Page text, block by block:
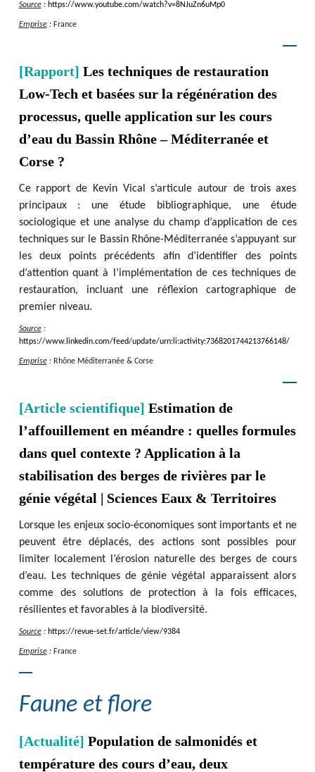
Source: https://www.youtube.com/watch?v=8NJuZn6uMp0
Emprise: France
[Rapport] Les techniques de restauration
Low-Tech et basées sur la régénération des
processus, quelle application sur les cours
d’eau du Bassin Rhône – Méditerranée et
Corse ?
Ce rapport de Kevin Vical s’articule autour de trois axes
principaux : une étude bibliographique, une étude
sociologique et une analyse du champ d’application de ces
techniques sur le Bassin Rhône-Méditerranée s’appuyant sur
les deux points précédents afin d’identifier des points
d’attention quant à l’implémentation de ces techniques de
restauration, incluant une réflexion cartographique de
premier niveau.
Source:
https://www.linkedin.com/feed/update/urn:li:activity:7368201744213766148/
Emprise: Rhône Méditerranée & Corse
[Article scientifique] Estimation de
l’affouillement en méandre : quelles formules
dans quel contexte ? Application à la
stabilisation des berges de rivières par le
génie végétal | Sciences Eaux & Territoires
Lorsque les enjeux socio-économiques sont importants et ne
peuvent être déplacés, des actions sont possibles pour
limiter localement l’érosion naturelle des berges de cours
d’eau. Les techniques de génie végétal apparaissent alors
comme des solutions de protection à la fois efficaces,
résilientes et favorables à la biodiversité.
Source: https://revue-set.fr/article/view/9384
Emprise: France
Faune et flore
[Actualité] Population de salmonidés et
température des cours d’eau, deux